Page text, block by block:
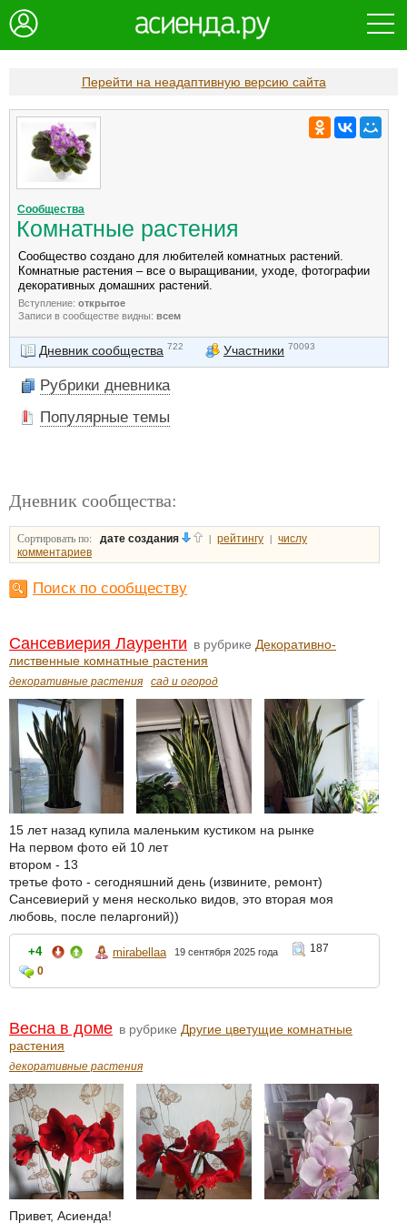
Перейти на неадаптивную версию сайта
Сообщества
Комнатные растения
Сообщество создано для любителей комнатных растений.
Комнатные растения – все о выращивании, уходе, фотографии
декоративных домашних растений.
Вступление: открытое
Записи в сообществе видны: всем
Дневник сообщества 722 Участники 70093
Рубрики дневника
Популярные темы
Дневник сообщества:
Сортировать по: дате создания | рейтингу | числу
комментариев
Поиск по сообществу
Сансевиерия Лауренти в рубрике Декоративно-
лиственные комнатные растения
декоративные растения сад и огород
15 лет назад купила маленьким кустиком на рынке
На первом фото ей 10 лет
втором - 13
третье фото - сегодняшний день (извините, ремонт)
Сансевиерий у меня несколько видов, это вторая моя
любовь, после пеларгоний))
+4 mirabellaa 19 сентября 2025 года
187
0
Весна в доме в рубрике Другие цветущие комнатные
растения
декоративные растения
Привет, Асиенда!